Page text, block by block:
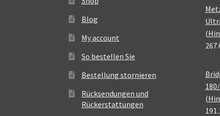
Blog
My account
So bestellen Sie
Bestellung stornieren
Rücksendungen und
Rückerstattungen